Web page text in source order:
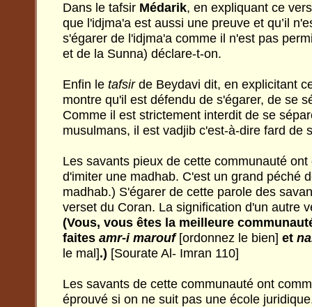
Dans le tafsir Médarik, en expliquant ce
que l'idjma'a est aussi une preuve et qu’il
s'égarer de l'idjma'a comme il n'est pas
et de la Sunna) déclare-t-on.
Enfin le tafsirde Beydavi dit, en explicitant
montre qu'il est défendu de s'égarer, de se
Comme il est strictement interdit de se
musulmans, il est vadjib c'est-à-dire fard de
Les savants pieux de cette communauté
d'imiter une madhab. C'est un grand péché
madhab.) S'égarer de cette parole des
verset du Coran. La signification d'un autre
(Vous, vous êtes la meilleure
faites amr-i marouf [ordonnez le bien] et
le mal].) [Sourate Al- Imran 110]
Les savants de cette communauté ont
éprouvé si on ne suit pas une école